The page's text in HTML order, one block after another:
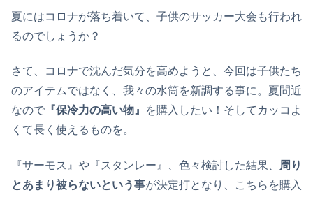
夏にはコロナが落ち着いて、子供のサッカー大会も行われ
るのでしょうか？
さて、コロナで沈んだ気分を高めようと、今回は子供たち
のアイテムではなく、我々の水筒を新調する事に。夏間近
なので 『保冷力の高い物』
を購入したい！そしてカッコよ
くて長く使えるものを。
『サーモス』や『スタンレー』、色々検討した結果、
周り
とあまり被らないという事が決定打となり、こちらを購入